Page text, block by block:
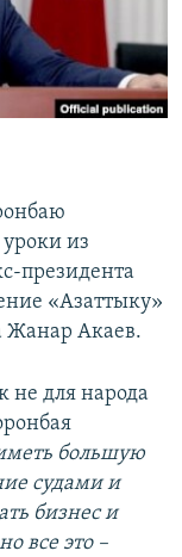
из
президента
«Азаттыку»
Жанар Акаев.
не для народа
большую
судами и
бизнес и
все это –